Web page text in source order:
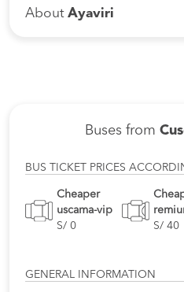
About Ayaviri
Buses from
BUS TICKET PRICES
Cheaper
uscama-vip
S/ 0
S/ 40
GENERAL INFORMATION